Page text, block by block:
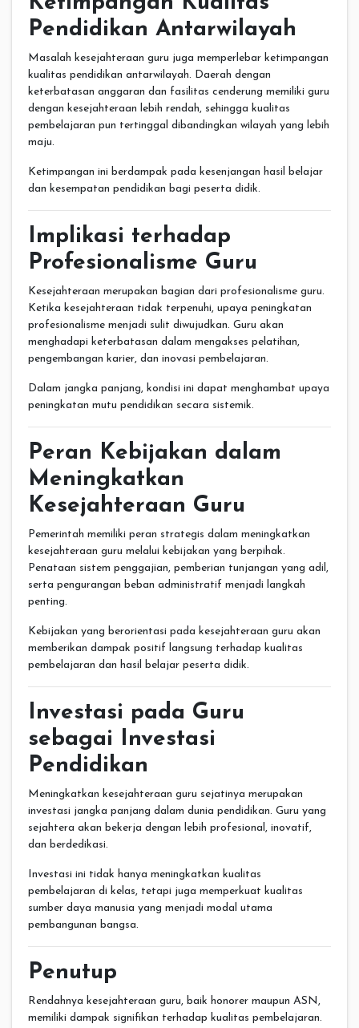
Pendidikan Antarwilayah
Masalah kesejahteraan guru juga memperlebar ketimpangan
kualitas pendidikan antarwilayah. Daerah dengan
keterbatasan anggaran dan fasilitas cenderung memiliki guru
dengan kesejahteraan lebih rendah, sehingga kualitas
pembelajaran pun tertinggal dibandingkan wilayah yang lebih
maju.
Ketimpangan ini berdampak pada kesenjangan hasil belajar
dan kesempatan pendidikan bagi peserta didik.
Implikasi terhadap
Profesionalisme Guru
Kesejahteraan merupakan bagian dari profesionalisme guru.
Ketika kesejahteraan tidak terpenuhi, upaya peningkatan
profesionalisme menjadi sulit diwujudkan. Guru akan
menghadapi keterbatasan dalam mengakses pelatihan,
pengembangan karier, dan inovasi pembelajaran.
Dalam jangka panjang, kondisi ini dapat menghambat upaya
peningkatan mutu pendidikan secara sistemik.
Peran Kebijakan dalam
Meningkatkan
Kesejahteraan Guru
Pemerintah memiliki peran strategis dalam meningkatkan
kesejahteraan guru melalui kebijakan yang berpihak.
Penataan sistem penggajian, pemberian tunjangan yang adil,
serta pengurangan beban administratif menjadi langkah
penting.
Kebijakan yang berorientasi pada kesejahteraan guru akan
memberikan dampak positif langsung terhadap kualitas
pembelajaran dan hasil belajar peserta didik.
Investasi pada Guru
sebagai Investasi
Pendidikan
Meningkatkan kesejahteraan guru sejatinya merupakan
investasi jangka panjang dalam dunia pendidikan. Guru yang
sejahtera akan bekerja dengan lebih profesional, inovatif,
dan berdedikasi.
Investasi ini tidak hanya meningkatkan kualitas
pembelajaran di kelas, tetapi juga memperkuat kualitas
sumber daya manusia yang menjadi modal utama
pembangunan bangsa.
Penutup
Rendahnya kesejahteraan guru, baik honorer maupun ASN,
memiliki dampak signifikan terhadap kualitas pembelajaran.